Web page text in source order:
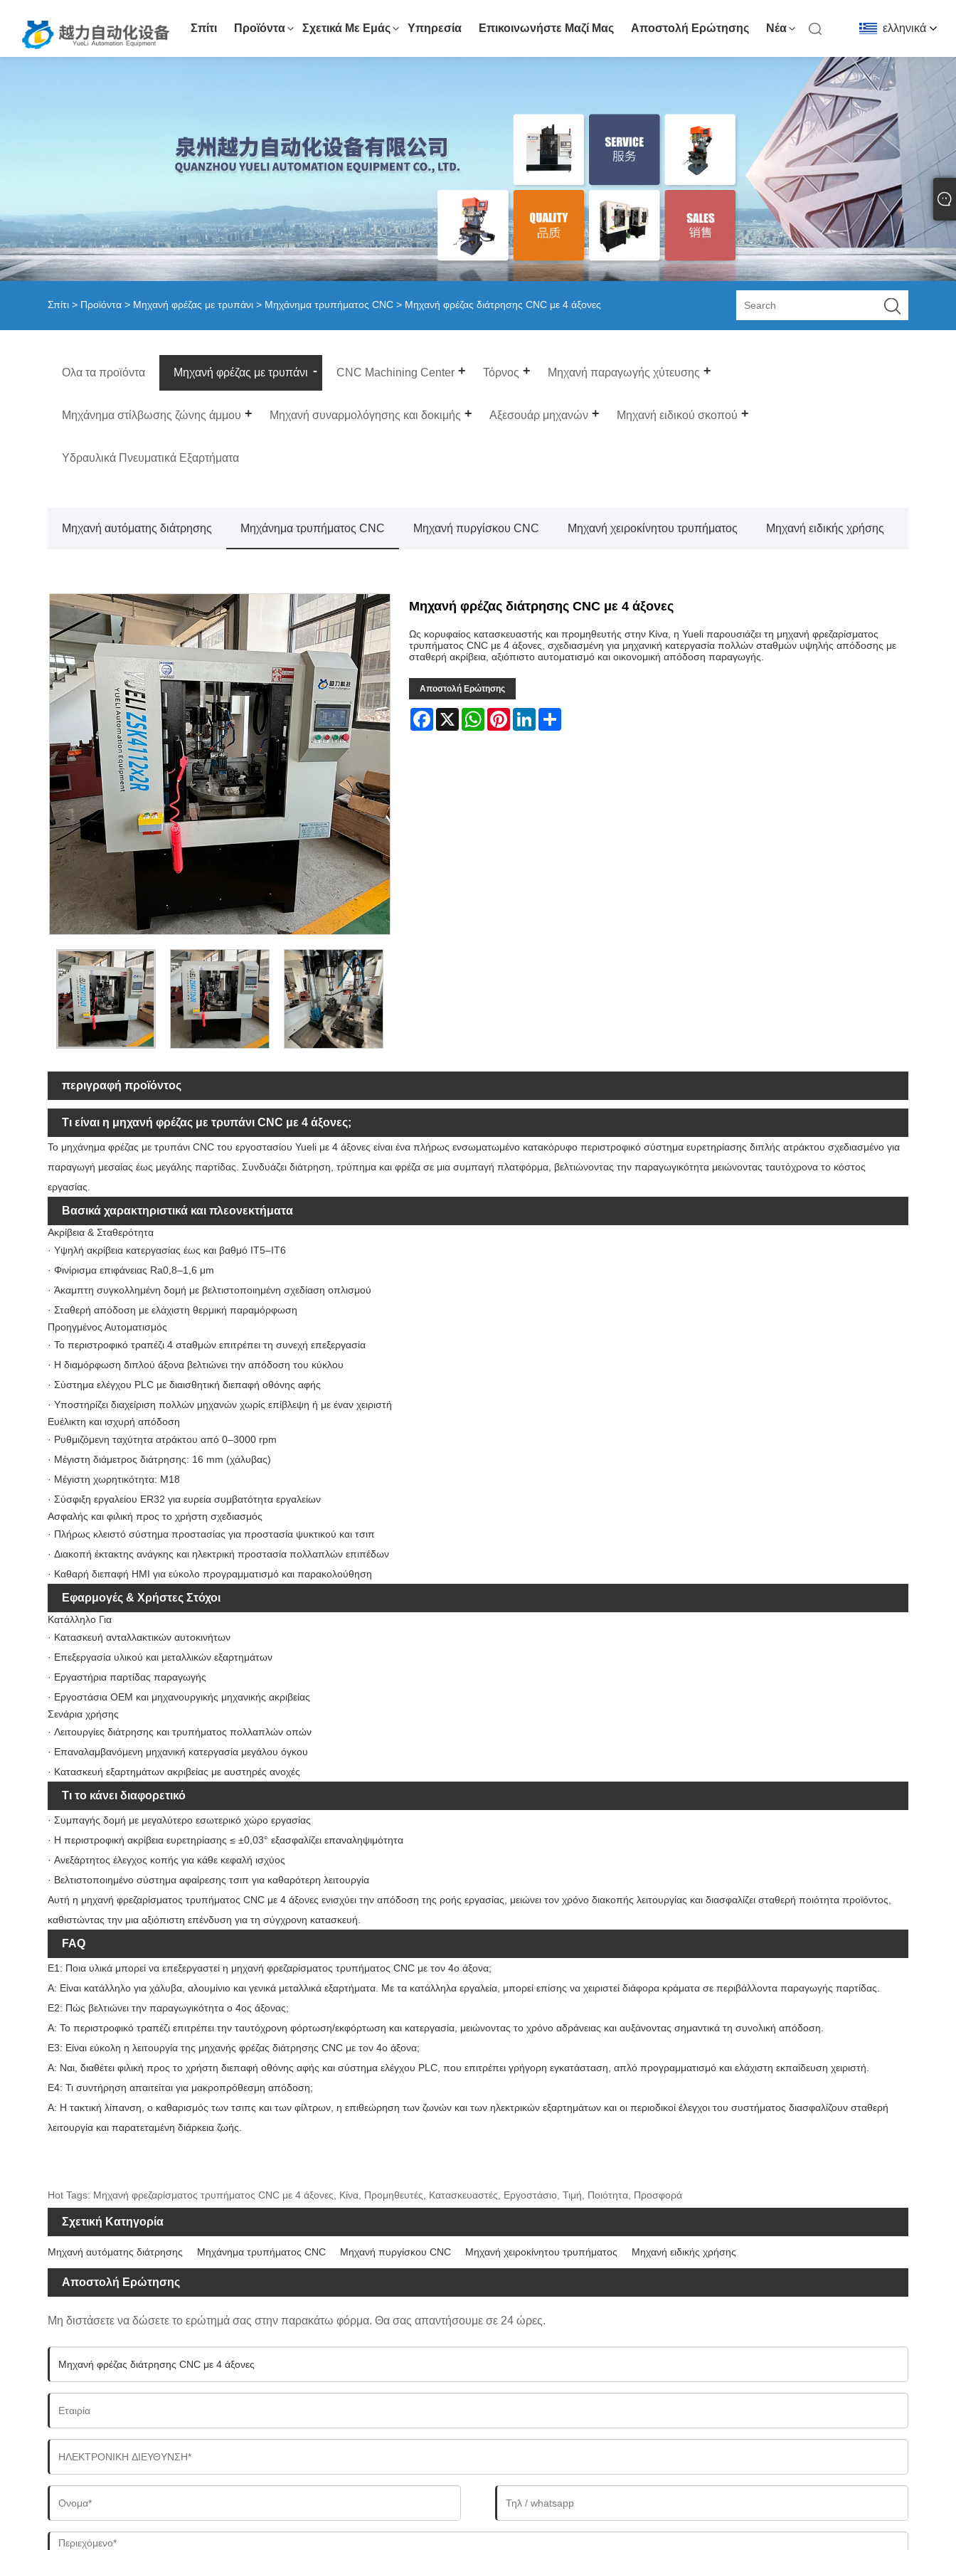
ελληνικά
Σπίτι Προϊόντα Σχετικά Με Εμάς Υπηρεσία Επικοινωνήστε Μαζί Μας Αποστολή Ερώτησης Νέα
Σπίτι > Προϊόντα > Μηχανή φρέζας με τρυπάνι > Μηχάνημα τρυπήματος CNC > Μηχανή φρέζας διάτρησης CNC με 4 άξονες
Ολα τα προϊόντα Μηχανή φρέζας με τρυπάνι CNC Machining Center Τόρνος Μηχανή παραγωγής χύτευσης
Μηχάνημα στίλβωσης ζώνης άμμου Μηχανή συναρμολόγησης και δοκιμής Αξεσουάρ μηχανών Μηχανή ειδικού σκοπού
Υδραυλικά Πνευματικά Εξαρτήματα
Μηχανή αυτόματης διάτρησης Μηχάνημα τρυπήματος CNC Μηχανή πυργίσκου CNC Μηχανή χειροκίνητου τρυπήματος Μηχανή ειδικής χρήσης
Μηχανή φρέζας διάτρησης CNC με 4 άξονες
Ως κορυφαίος κατασκευαστής και προμηθευτής στην Κίνα, η Yueli παρουσιάζει τη μηχανή φρεζαρίσματος
τρυπήματος CNC με 4 άξονες, σχεδιασμένη για μηχανική κατεργασία πολλών σταθμών υψηλής απόδοσης με
σταθερή ακρίβεια, αξιόπιστο αυτοματισμό και οικονομική απόδοση παραγωγής.
Αποστολή Ερώτησης
Facebook
X WhatsAppPinterestLinkedIn
περιγραφή προϊόντος
Τι είναι η μηχανή φρέζας με τρυπάνι CNC με 4 άξονες;
Το μηχάνημα φρέζας με τρυπάνι CNC του εργοστασίου Yueli με 4 άξονες είναι ένα πλήρως ενσωματωμένο κατακόρυφο περιστροφικό σύστημα ευρετηρίασης διπλής ατράκτου σχεδιασμένο για
παραγωγή μεσαίας έως μεγάλης παρτίδας. Συνδυάζει διάτρηση, τρύπημα και φρέζα σε μια συμπαγή πλατφόρμα, βελτιώνοντας την παραγωγικότητα μειώνοντας ταυτόχρονα το κόστος
εργασίας.
Βασικά χαρακτηριστικά και πλεονεκτήματα
Ακρίβεια & Σταθερότητα
· Υψηλή ακρίβεια κατεργασίας έως και βαθμό IT5–IT6
· Φινίρισμα επιφάνειας Ra0,8–1,6 μm
· Άκαμπτη συγκολλημένη δομή με βελτιστοποιημένη σχεδίαση οπλισμού
· Σταθερή απόδοση με ελάχιστη θερμική παραμόρφωση
Προηγμένος Αυτοματισμός
· Το περιστροφικό τραπέζι 4 σταθμών επιτρέπει τη συνεχή επεξεργασία
· Η διαμόρφωση διπλού άξονα βελτιώνει την απόδοση του κύκλου
· Σύστημα ελέγχου PLC με διαισθητική διεπαφή οθόνης αφής
· Υποστηρίζει διαχείριση πολλών μηχανών χωρίς επίβλεψη ή με έναν χειριστή
Ευέλικτη και ισχυρή απόδοση
· Ρυθμιζόμενη ταχύτητα ατράκτου από 0–3000 rpm
· Μέγιστη διάμετρος διάτρησης: 16 mm (χάλυβας)
· Μέγιστη χωρητικότητα: M18
· Σύσφιξη εργαλείου ER32 για ευρεία συμβατότητα εργαλείων
Ασφαλής και φιλική προς το χρήστη σχεδιασμός
· Πλήρως κλειστό σύστημα προστασίας για προστασία ψυκτικού και τσιπ
· Διακοπή έκτακτης ανάγκης και ηλεκτρική προστασία πολλαπλών επιπέδων
· Καθαρή διεπαφή HMI για εύκολο προγραμματισμό και παρακολούθηση
Εφαρμογές & Χρήστες Στόχοι
Κατάλληλο Για
· Κατασκευή ανταλλακτικών αυτοκινήτων
· Επεξεργασία υλικού και μεταλλικών εξαρτημάτων
· Εργαστήρια παρτίδας παραγωγής
· Εργοστάσια OEM και μηχανουργικής μηχανικής ακριβείας
Σενάρια χρήσης
· Λειτουργίες διάτρησης και τρυπήματος πολλαπλών οπών
· Επαναλαμβανόμενη μηχανική κατεργασία μεγάλου όγκου
· Κατασκευή εξαρτημάτων ακριβείας με αυστηρές ανοχές
Τι το κάνει διαφορετικό
· Συμπαγής δομή με μεγαλύτερο εσωτερικό χώρο εργασίας
· Η περιστροφική ακρίβεια ευρετηρίασης ≤ ±0,03° εξασφαλίζει επαναληψιμότητα
· Ανεξάρτητος έλεγχος κοπής για κάθε κεφαλή ισχύος
· Βελτιστοποιημένο σύστημα αφαίρεσης τσιπ για καθαρότερη λειτουργία
Αυτή η μηχανή φρεζαρίσματος τρυπήματος CNC με 4 άξονες ενισχύει την απόδοση της ροής εργασίας, μειώνει τον χρόνο διακοπής λειτουργίας και διασφαλίζει σταθερή ποιότητα προϊόντος,
καθιστώντας την μια αξιόπιστη επένδυση για τη σύγχρονη κατασκευή.
FAQ
Ε1: Ποια υλικά μπορεί να επεξεργαστεί η μηχανή φρεζαρίσματος τρυπήματος CNC με τον 4ο άξονα;
Α: Είναι κατάλληλο για χάλυβα, αλουμίνιο και γενικά μεταλλικά εξαρτήματα. Με τα κατάλληλα εργαλεία, μπορεί επίσης να χειριστεί διάφορα κράματα σε περιβάλλοντα παραγωγής παρτίδας.
Ε2: Πώς βελτιώνει την παραγωγικότητα ο 4ος άξονας;
Α: Το περιστροφικό τραπέζι επιτρέπει την ταυτόχρονη φόρτωση/εκφόρτωση και κατεργασία, μειώνοντας το χρόνο αδράνειας και αυξάνοντας σημαντικά τη συνολική απόδοση.
Ε3: Είναι εύκολη η λειτουργία της μηχανής φρέζας διάτρησης CNC με τον 4ο άξονα;
Α: Ναι, διαθέτει φιλική προς το χρήστη διεπαφή οθόνης αφής και σύστημα ελέγχου PLC, που επιτρέπει γρήγορη εγκατάσταση, απλό προγραμματισμό και ελάχιστη εκπαίδευση χειριστή.
Ε4: Τι συντήρηση απαιτείται για μακροπρόθεσμη απόδοση;
Α: Η τακτική λίπανση, ο καθαρισμός των τσιπς και των φίλτρων, η επιθεώρηση των ζωνών και των ηλεκτρικών εξαρτημάτων και οι περιοδικοί έλεγχοι του συστήματος διασφαλίζουν σταθερή
λειτουργία και παρατεταμένη διάρκεια ζωής.
Hot Tags: Μηχανή φρεζαρίσματος τρυπήματος CNC με 4 άξονες, Κίνα, Προμηθευτές, Κατασκευαστές, Εργοστάσιο, Τιμή, Ποιότητα, Προσφορά
Σχετική Κατηγορία
Μηχανή αυτόματης διάτρησης Μηχάνημα τρυπήματος CNC Μηχανή πυργίσκου CNC Μηχανή χειροκίνητου τρυπήματος Μηχανή ειδικής χρήσης
Αποστολή Ερώτησης
Μη διστάσετε να δώσετε το ερώτημά σας στην παρακάτω φόρμα. Θα σας απαντήσουμε σε 24 ώρες.